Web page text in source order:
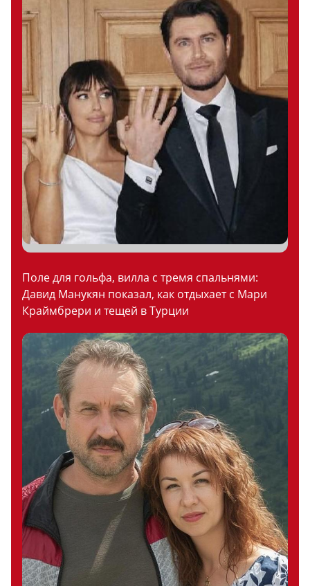
Поле для гольфа, вилла с тремя спальнями:
Давид Манукян показал, как отдыхает с Мари
Краймбрери и тещей в Турции